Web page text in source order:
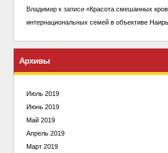
Владимирк записи «Красота смешанных
интернациональных семей в объективе
Архивы
Июль 2019
Июнь 2019
Май 2019
Апрель 2019
Март 2019